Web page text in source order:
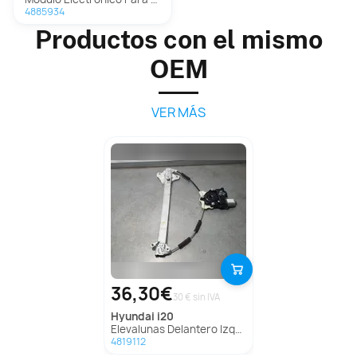
4885934
Productos con el mismo
OEM
VER MÁS
36,30€30 € sin IVA
hyundai i20
Elevalunas Delantero Izquierdo Para Hyundai I20
4819112